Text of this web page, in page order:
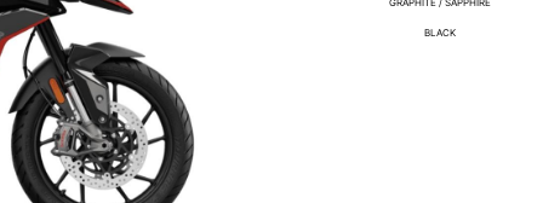
GRAPHITE / SAPPHIRE
BLACK